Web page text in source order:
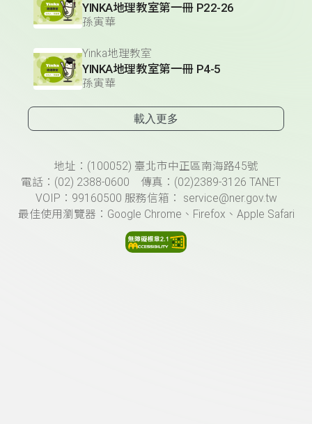
YINKA地理教室第一冊 P22-26
孫寅華
Yinka地理教室
YINKA地理教室第一冊 P4-5
孫寅華
載入更多
頁尾資訊地址：(100052) 臺北市中正區南海路45號
電話：(02) 2388-0600 傳真：(02)2389-3126 TANET
VOIP：99160500 服務信箱： service@ner.gov.tw
最佳使用瀏覽器：Google Chrome、Firefox、Apple Safari